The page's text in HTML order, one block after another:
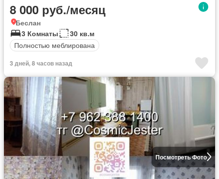
8 000 руб./месяц
Беслан
3 Комнаты
30 кв.м
Полностью меблирована
3 дней, 8 часов назад
Посмотреть Фото